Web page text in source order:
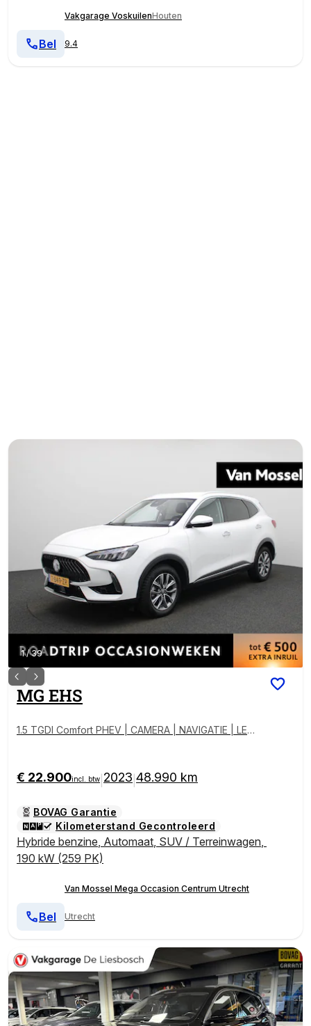
Vakgarage VoskuilenHouten
9.4
Bel
1/39
MG EHS
1.5 TGDI Comfort PHEV | CAMERA | NAVIGATIE | LEDE
€ 22.900incl. btw 2023 48.990 km
BOVAG Garantie
Kilometerstand Gecontroleerd
Hybride benzine, Automaat, SUV / Terreinwagen,
190 kW (259 PK)
Van Mossel Mega Occasion Centrum Utrecht
Utrecht
Bel